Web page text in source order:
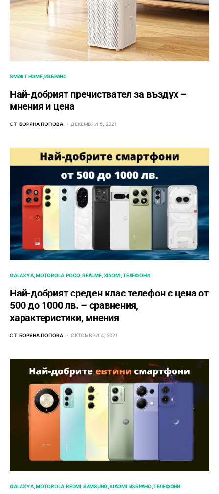
SMART HOME ИЗБРАНО
Най-добрият пречиствател за въздух –
мнения и цена
ОТ БОРЯНА ПОПОВА ДЕКЕМВРИ 5, 2021
GALAXY A MOTOROLA POCO REALME XIAOMI ТЕЛЕФОНИ
Най-добрият среден клас телефон с цена от
500 до 1000 лв. – сравнения,
характеристики, мнения
ОТ БОРЯНА ПОПОВА ОКТОМВРИ 4, 2021
GALAXY A MOTOROLA REDMI SAMSUNG XIAOMI ИЗБРАНО ТЕЛЕФОНИ